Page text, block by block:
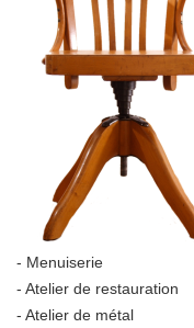
- Menuiserie
- Atelier de restauration
- Atelier de métal